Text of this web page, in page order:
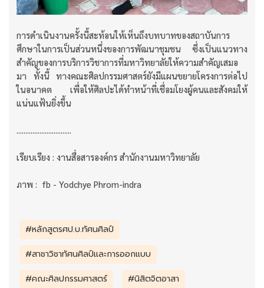
การดำเนินงานครั้งนี้สะท้อนให้เห็นถึงบทบาทของสถาบันการ
ศึกษาในการเป็นส่วนหนึ่งของการพัฒนาชุมชน ซึ่งเป็นแนวทาง
สำคัญของการบริการวิชาการที่มหาวิทยาลัยให้ความสำคัญเสมอ
มา ทั้งนี้ ทางคณะศิลปกรรมศาสตร์ยังมีแผนขยายโครงการต่อไป
ในอนาคต เพื่อให้ศิลปะได้ทำหน้าที่เชื่อมโยงผู้คนและสังคมให้
แน่นแฟ้นยิ่งขึ้น
เรียบเรียง : งานสื่อสารองค์กร สำนักงานมหาวิทยาลัย
ภาพ : fb - Yodchye Phrom-indra
#หลักสูตรศป.บ.ทัศนศิลป์
#สาชาวิชาทัศนศิลป์และการออกแบบ
#คณะศิลปกรรมศาสตร์
#นิสิตจิตอาสา